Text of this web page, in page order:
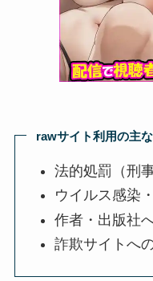
rawサイト利用の主
法的処罰（刑
ウイルス感染
作者・出版社
詐欺サイトへ